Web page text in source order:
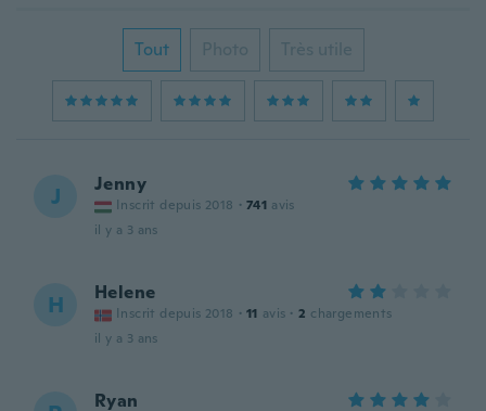
Tout Photo Très utile
J Jenny
Inscrit depuis 2018 · 741 avis
il y a 3 ans
H Helene
Inscrit depuis 2018 · 11 avis · 2 chargements
il y a 3 ans
Ryan